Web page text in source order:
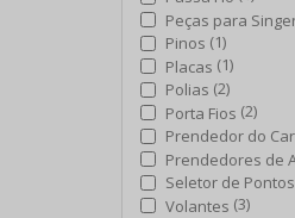
Peças para
Pinos (1)
Placas (1)
Polias (2)
Porta Fios (2)
Prendedor do
Prendedores de
Seletor de Pontos
Volantes (3)